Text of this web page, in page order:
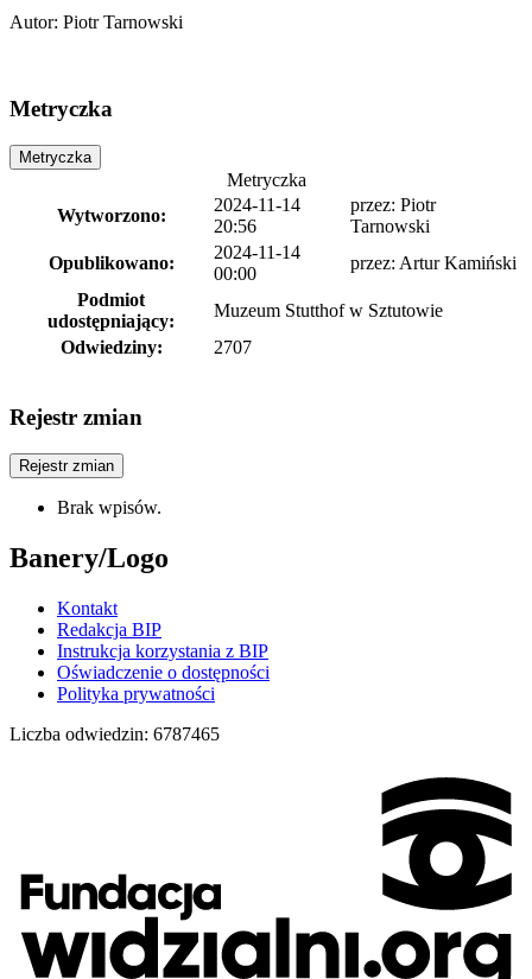
Autor: Piotr Tarnowski
Metryczka
Metryczka
Metryczka
Wytworzono:
2024-11-14
20:56
przez: Piotr
Tarnowski
Opublikowano:
2024-11-14
00:00
przez: Artur Kamiński
Podmiot
udostępniający:
Muzeum Stutthof w Sztutowie
Odwiedziny:
2707
Rejestr zmian
Rejestr zmian
Brak wpisów.
Banery/Logo
Kontakt
Redakcja BIP
Instrukcja korzystania z BIP
Oświadczenie o dostępności
Polityka prywatności
Liczba odwiedzin: 6787465